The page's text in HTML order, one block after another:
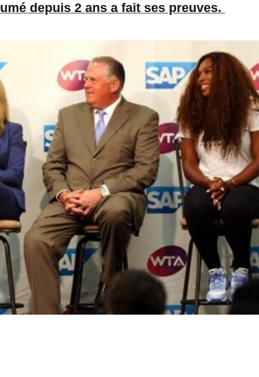
depuis 2 ans a fait ses preuves.